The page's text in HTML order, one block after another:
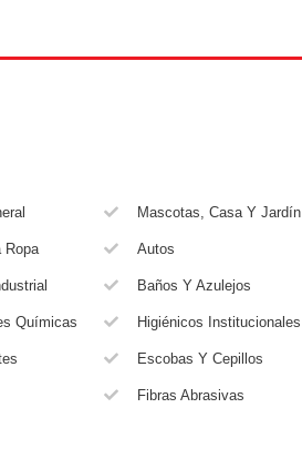
Ropa
Químicas
Mascotas, Casa Y Jardín
Autos
Baños Y Azulejos
Higiénicos Institucionales
Escobas Y Cepillos
Fibras Abrasivas